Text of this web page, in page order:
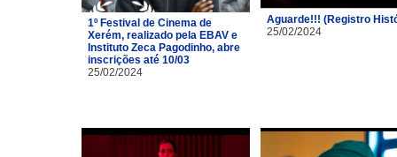
1º Festival de Cinema de
Xerém, realizado pela EBAV e
Instituto Zeca Pagodinho, abre
inscrições até 10/03
25/02/2024
Aguarde!!! (Registro
25/02/2024